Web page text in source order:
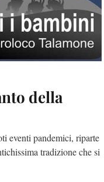
della
eventi pandemici, riparte
tradizione che si